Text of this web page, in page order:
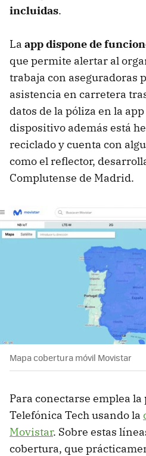
incluidas.
La app dispone de
que permite alertar al
trabaja con aseguradoras
asistencia en carretera
datos de la póliza en la
dispositivo además está
reciclado y cuenta con
como el reflector,
Complutense de Madrid.
Mapa cobertura móvil Movistar
Para conectarse emplea
Telefónica Tech usando la
Movistar. Sobre estas
cobertura, que